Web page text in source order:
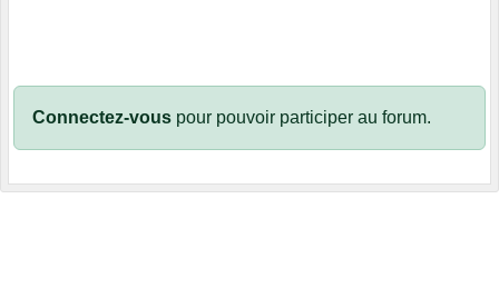
Connectez-vous pour pouvoir participer au forum.